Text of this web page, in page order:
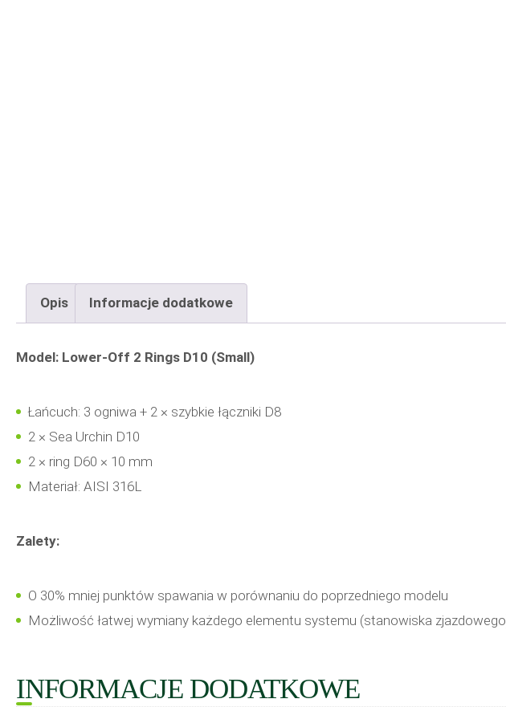
Opis Informacje dodatkowe
Model: Lower-Off 2 Rings D10 (Small)
Łańcuch: 3 ogniwa + 2 × szybkie łączniki D8
2 × Sea Urchin D10
2 × ring D60 × 10 mm
Materiał: AISI 316L
Zalety:
O 30% mniej punktów spawania w porównaniu do poprzedniego modelu
Możliwość łatwej wymiany każdego elementu systemu (stanowiska
INFORMACJE DODATKOWE